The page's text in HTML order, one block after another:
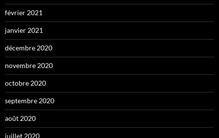
février 2021
janvier 2021
décembre 2020
novembre 2020
octobre 2020
septembre 2020
août 2020
juillet 2020